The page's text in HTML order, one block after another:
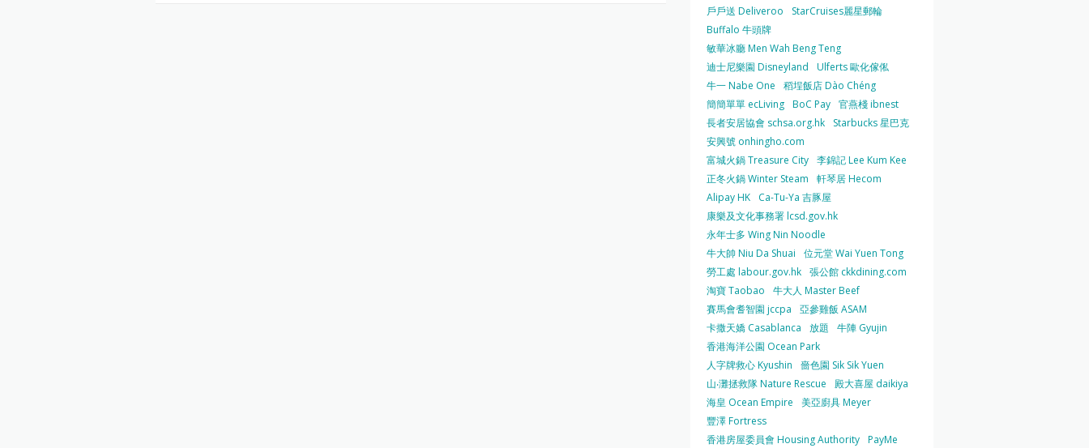
戶戶送 Deliveroo
StarCruises麗星郵輪
Buffalo 牛頭牌
敏華冰廳 Men Wah Beng Teng
迪士尼樂園 Disneyland
Ulferts 歐化傢俬
牛一 Nabe One
稻埕飯店 Dào Chéng
簡簡單單 ecLiving BoC Pay 官燕棧 ibnest
長者安居協會 schsa.org.hk
Starbucks 星巴克
安興號 onhingho.com
富城火鍋 Treasure City 李錦記 Lee Kum Kee
正冬火鍋 Winter Steam
軒琴居 Hecom
Alipay HK
Ca-Tu-Ya 吉豚屋
康樂及文化事務署 lcsd.gov.hk
永年士多 Wing Nin Noodle
牛大帥 Niu Da Shuai
位元堂 Wai Yuen Tong
勞工處 labour.gov.hk 張公館 ckkdining.com
淘寶 Taobao
牛大人 Master Beef
賽馬會耆智園 jccpa
亞參雞飯 ASAM
卡撒天嬌 Casablanca
放題
牛陣 Gyujin
香港海洋公園 Ocean Park
人字牌救心 Kyushin
嗇色園 Sik Sik Yuen
山‧灘拯救隊 Nature Rescue
殿大喜屋 daikiya
海皇 Ocean Empire
美亞廚具 Meyer
豐澤 Fortress
香港房屋委員會 Housing Authority PayMe